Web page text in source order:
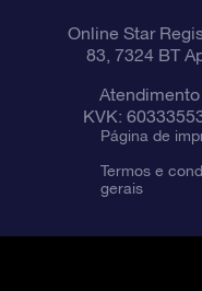
Online Star
83, 7324 BT
KVK:
Página de
Termos e
gerais